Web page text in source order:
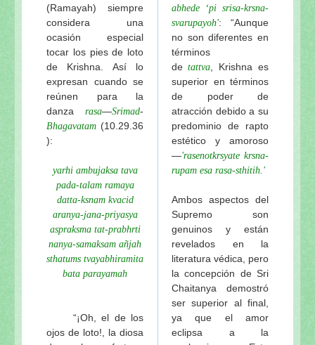
(Ramayah) siempre
considera una
ocasión especial
tocar los pies de loto
de Krishna. Así lo
expresan cuando se
reúnen para la
danza rasa—Srimad-
Bhagavatam (10.29.36
):
yarhi ambujaksa tava
pada-talam ramaya
datta-ksnam kvacid
aranya-jana-priyasya
aspraksma tat-prabhrti
nanya-samaksam añjah
sthatums tvayabhiramita
bata parayamah
“¡Oh, el de los
ojos de loto!, la diosa
abhede ‘pi srisa-krsna-
svarupayoh': “Aunque
no son diferentes en
términos
de tattva , Krishna es
superior en términos
de poder de
atracción debido a su
predominio de rapto
estético y amoroso
—'rasenotkrsyate krsna-
rupam esa rasa-sthitih.'
Ambos aspectos del
Supremo son
genuinos y están
revelados en la
literatura védica, pero
la concepción de Sri
Chaitanya demostró
ser superior al final,
ya que el amor
eclipsa a la